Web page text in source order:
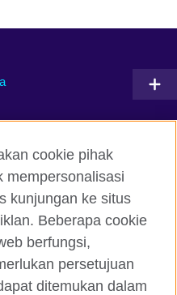
Instagram
TikTok
cookie pihak
mempersonalisasi
kunjungan ke situs
Beberapa cookie
berfungsi,
persetujuan
ditemukan dalam